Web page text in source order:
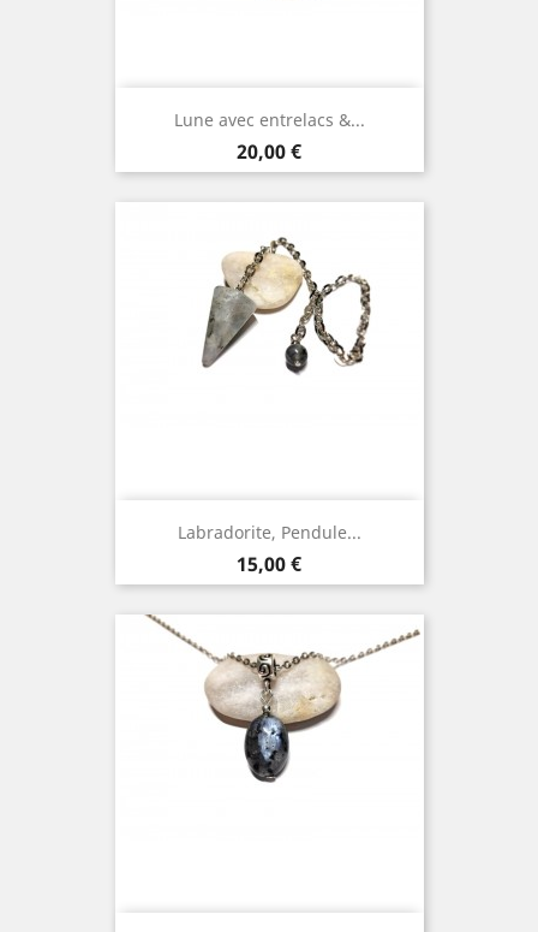
Lune avec entrelacs &...
Prix
20,00 €
Labradorite, Pendule...
Prix
15,00 €